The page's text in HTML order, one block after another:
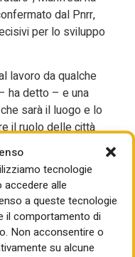
tecnologie
alle
a queste tecnologie
il comportamento di
Non acconsentire o
su alcune
dal Pnrr,
per lo sviluppo
lavoro da qualche
ha detto – e una
sarà il luogo e lo
il ruolo delle città
ruolo decisivo, su
infrastrutture. Su
fine incontro, Fitto
momento di
anche per
il lavoro che
e che mi auguro di